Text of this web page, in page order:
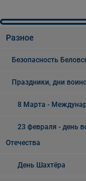
Разное
Безопасность
Праздники, дни
8 Марта -
23 февраля - день
Отечества
День Шахтёра